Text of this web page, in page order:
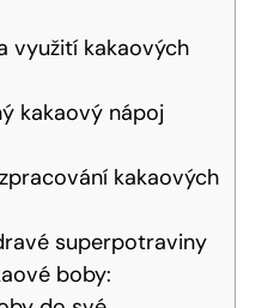
využití ‌kakaových
kakaový ‍nápoj
⁤kakaových
superpotraviny
boby: